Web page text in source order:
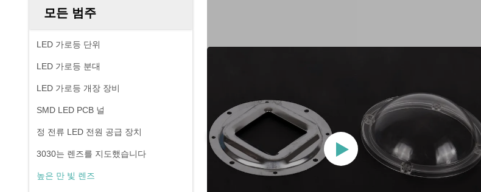
모든 범주
LED 가로등 단위
LED 가로등 분대
LED 가로등 개장 장비
SMD LED PCB 널
정 전류 LED 전원 공급 장치
3030는 렌즈를 지도했습니다
높은 만 빛 렌즈